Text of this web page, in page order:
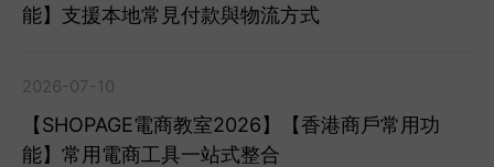
能】支援本地常見付款與物流方式
2026-07-10
【SHOPAGE電商教室2026】【香港商戶常用功
能】常用電商工具一站式整合